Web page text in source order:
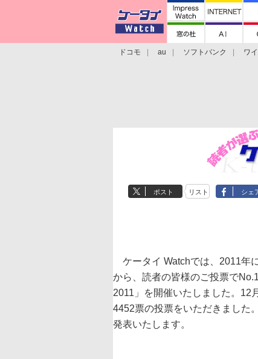
ドコモ au ソフトバンク ワ
ポスト リスト シェ
ケータイ Watchでは、2011年
から、読者の皆様のご投票で
2011」を開催いたしました。12
4452票の投票をいただきました
発表いたします。